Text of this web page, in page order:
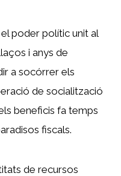
poder polític unit al
i anys de
a socórrer els
de socialització
beneficis fa temps
fiscals.
de recursos